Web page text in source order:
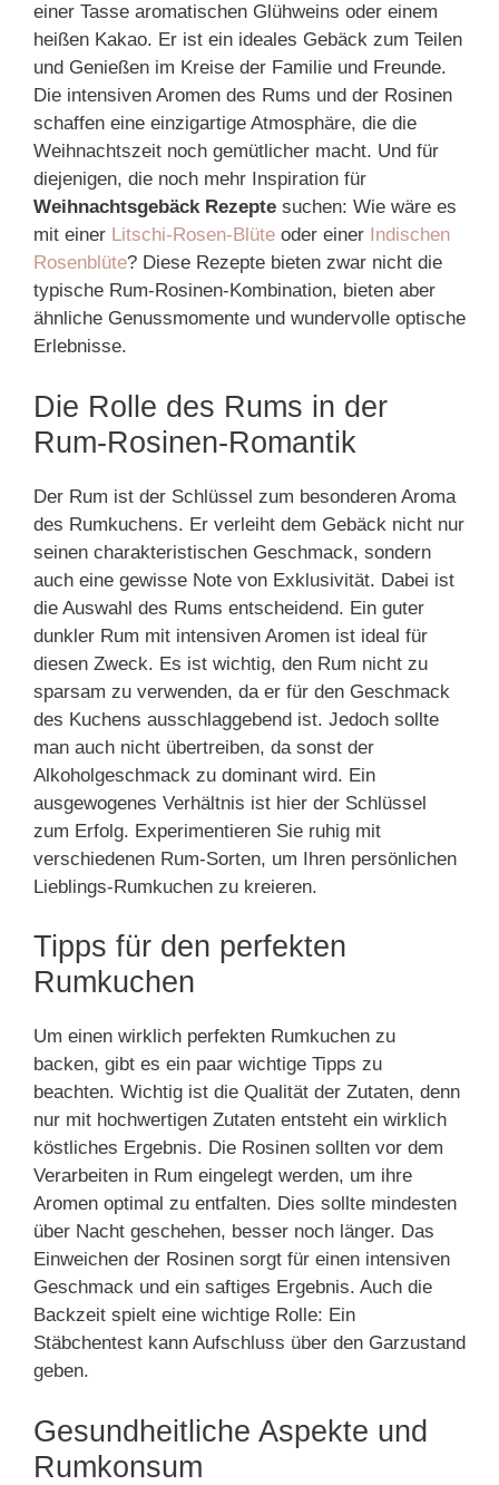
einer Tasse aromatischen Glühweins oder einem
heißen Kakao. Er ist ein ideales Gebäck zum Teilen
und Genießen im Kreise der Familie und Freunde.
Die intensiven Aromen des Rums und der Rosinen
schaffen eine einzigartige Atmosphäre, die die
Weihnachtszeit noch gemütlicher macht. Und für
diejenigen, die noch mehr Inspiration für
Weihnachtsgebäck Rezepte suchen: Wie wäre es
mit einer Litschi-Rosen-Blüte oder einer Indischen
Rosenblüte? Diese Rezepte bieten zwar nicht die
typische Rum-Rosinen-Kombination, bieten aber
ähnliche Genussmomente und wundervolle optische
Erlebnisse.
Die Rolle des Rums in der
Rum-Rosinen-Romantik
Der Rum ist der Schlüssel zum besonderen Aroma
des Rumkuchens. Er verleiht dem Gebäck nicht nur
seinen charakteristischen Geschmack, sondern
auch eine gewisse Note von Exklusivität. Dabei ist
die Auswahl des Rums entscheidend. Ein guter
dunkler Rum mit intensiven Aromen ist ideal für
diesen Zweck. Es ist wichtig, den Rum nicht zu
sparsam zu verwenden, da er für den Geschmack
des Kuchens ausschlaggebend ist. Jedoch sollte
man auch nicht übertreiben, da sonst der
Alkoholgeschmack zu dominant wird. Ein
ausgewogenes Verhältnis ist hier der Schlüssel
zum Erfolg. Experimentieren Sie ruhig mit
verschiedenen Rum-Sorten, um Ihren persönlichen
Lieblings-Rumkuchen zu kreieren.
Tipps für den perfekten
Rumkuchen
Um einen wirklich perfekten Rumkuchen zu
backen, gibt es ein paar wichtige Tipps zu
beachten. Wichtig ist die Qualität der Zutaten, denn
nur mit hochwertigen Zutaten entsteht ein wirklich
köstliches Ergebnis. Die Rosinen sollten vor dem
Verarbeiten in Rum eingelegt werden, um ihre
Aromen optimal zu entfalten. Dies sollte mindesten
über Nacht geschehen, besser noch länger. Das
Einweichen der Rosinen sorgt für einen intensiven
Geschmack und ein saftiges Ergebnis. Auch die
Backzeit spielt eine wichtige Rolle: Ein
Stäbchentest kann Aufschluss über den Garzustand
geben.
Gesundheitliche Aspekte und
Rumkonsum